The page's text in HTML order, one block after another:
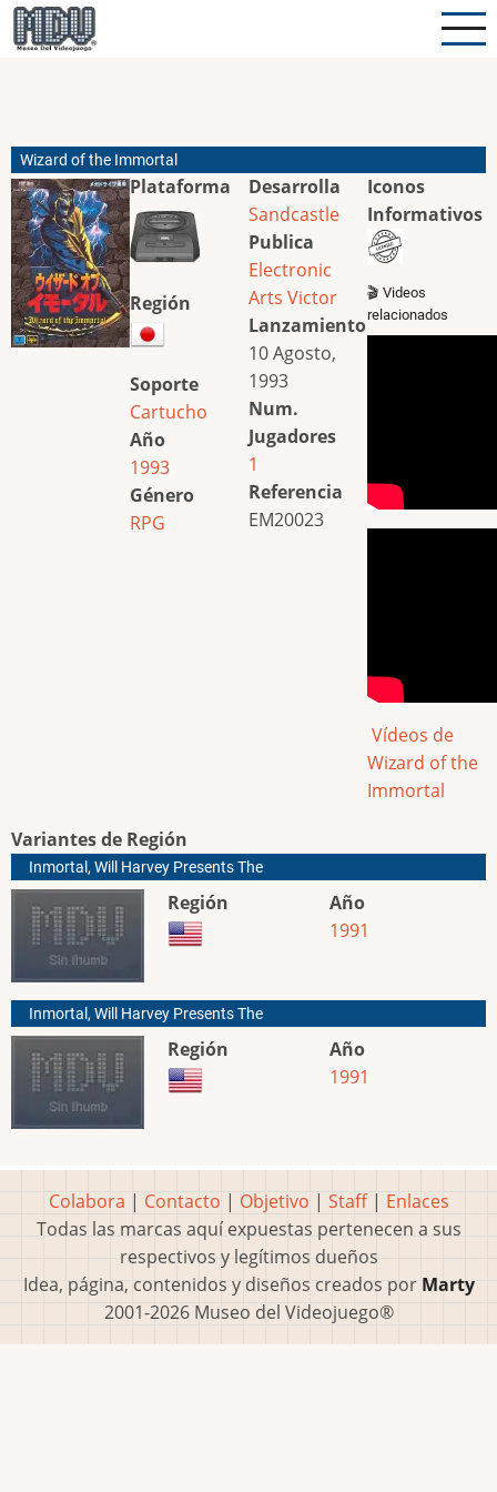
Pasar
al
Wizard of the Immortal
Plataforma
Región
Soporte
Cartucho
Año
1993
Género
RPG
Desarrolla
Sandcastle
Publica
Electronic
Arts Victor
Lanzamiento
10 Agosto,
1993
Num.
Jugadores
1
Referencia
EM20023
Iconos
Informativos
🎬 Videos
relacionados
Vídeos de
Wizard of the
Immortal
Variantes de Región
Inmortal, Will Harvey Presents The
Región
Año
1991
Inmortal, Will Harvey Presents The
Región
Año
1991
Colabora | Contacto | Objetivo | Staff| Enlaces
Todas las marcas aquí expuestas pertenecen a sus
respectivos y legítimos dueños
Idea, página, contenidos y diseños creados por Marty
2001-2026 Museo del Videojuego®